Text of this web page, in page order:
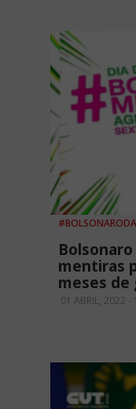
mentiras
meses de
01 ABRIL, 2022 -